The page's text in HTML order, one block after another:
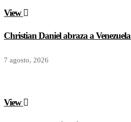
View
Christian Daniel abraza a
7 agosto, 2026
View